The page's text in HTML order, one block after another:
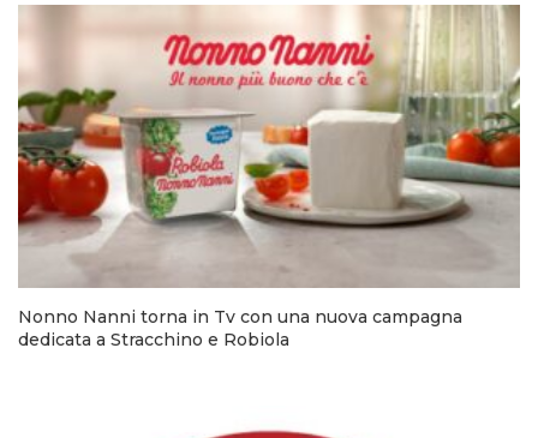
Nonno Nanni torna in Tv con una nuova campagna
dedicata a Stracchino e Robiola